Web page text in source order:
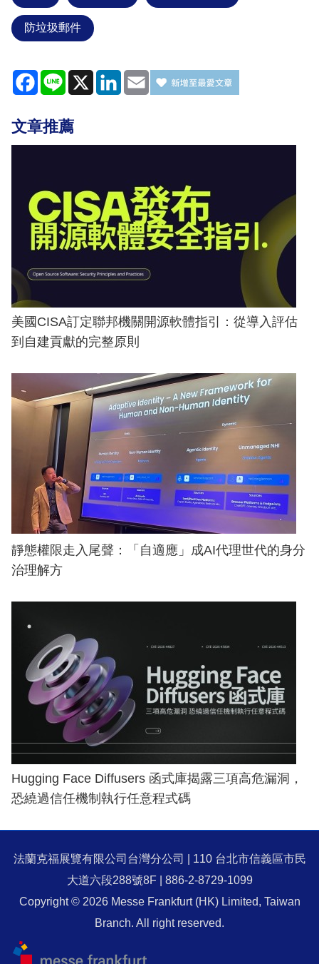
防垃圾郵件
Facebook
Line X LinkedIn
Email
文章推薦
美國CISA訂定聯邦機關開源軟體指引：從導入評估
到自建貢獻的完整原則
靜態權限走入尾聲：「自適應」成AI代理世代的身分
治理解方
Hugging Face Diffusers 函式庫揭露三項高危漏洞，
恐繞過信任機制執行任意程式碼
法蘭克福展覽有限公司台灣分公司 | 110 台北市信義區市民
大道六段288號8F | 886-2-8729-1099
Copyright © 2026 Messe Frankfurt (HK) Limited, Taiwan
Branch. All right reserved.